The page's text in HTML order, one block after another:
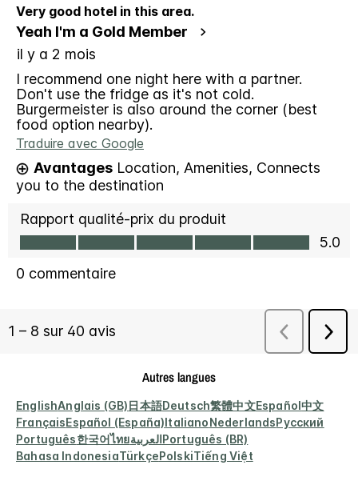
Autres langues
EnglishAnglais (GB)日本語Deutsch繁體中文Español中文
FrançaisEspañol (España)ItalianoNederlandsРусский
Português한국어ไทยالعربيةPortuguês (BR)
Bahasa IndonesiaTürkçePolskiTiếng Việt